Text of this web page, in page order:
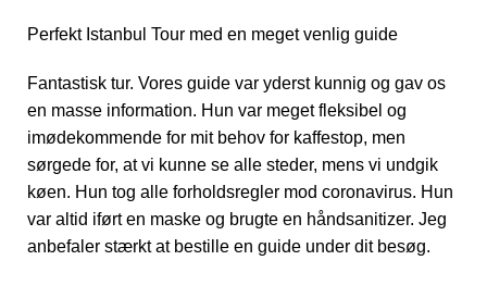
Perfekt Istanbul Tour med en meget venlig guide
Fantastisk tur. Vores guide var yderst kunnig og gav os
en masse information. Hun var meget fleksibel og
imødekommende for mit behov for kaffestop, men
sørgede for, at vi kunne se alle steder, mens vi undgik
køen. Hun tog alle forholdsregler mod coronavirus. Hun
var altid iført en maske og brugte en håndsanitizer. Jeg
anbefaler stærkt at bestille en guide under dit besøg.